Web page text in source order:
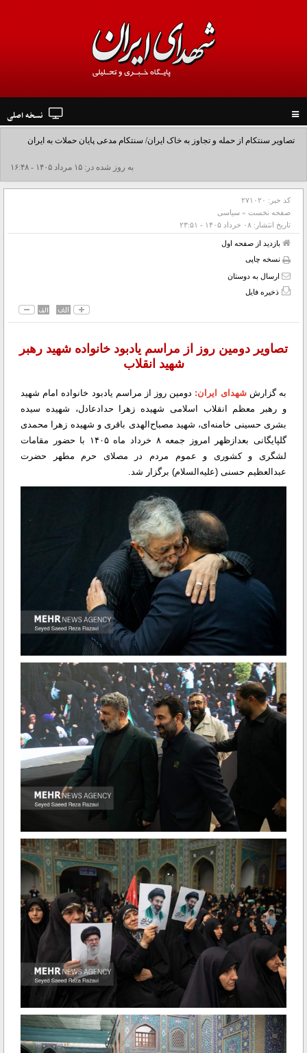
navigation
نسخه اصلی
تصاویر سنتکام از حمله و تجاوز به خاک ایران/ سنتکام مدعی پایان حملات به ایران
شد+فیلم به روز شده در: ۱۵ مرداد ۱۴۰۵ - ۱۶:۴۸
کد خبر: ۲۷۱۰۲۰
صفحه نخست » سیاسی
تاریخ انتشار: ۰۸ خرداد ۱۴۰۵ - ۲۳:۵۱
بازدید از صفحه اول
نسخه چاپی
ارسال به دوستان
ذخیره فایل
تصاویر دومین روز از مراسم یادبود خانواده شهید رهبر
شهید انقلاب
به گزارششهدای ایران: دومین روز از مراسم یادبود خانواده امام شهید
و رهبر معظم انقلاب اسلامی شهیده زهرا حدادعادل، شهیده سیده‌
بشری حسینی خامنه‌ای، شهید مصباح‌الهدی باقری و شهیده زهرا محمدی
گلپایگانی بعدازظهر امروز جمعه ۸ خرداد ماه ۱۴۰۵ با حضور مقامات
لشگری و کشوری و عموم مردم در مصلای حرم مطهر حضرت
عبدالعظیم حسنی (علیه‌السلام) برگزار شد.